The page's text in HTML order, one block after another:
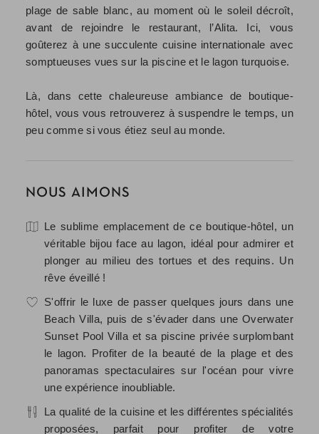
plage de sable blanc, au moment où le soleil décroît,
avant de rejoindre le restaurant, l’Alita. Ici, vous
goûterez à une succulente cuisine internationale avec
somptueuses vues sur la piscine et le lagon turquoise.
Là, dans cette chaleureuse ambiance de boutique-
hôtel, vous vous retrouverez à suspendre le temps, un
peu comme si vous étiez seul au monde.
NOUS AIMONS
Le sublime emplacement de ce boutique-hôtel, un
véritable bijou face au lagon, idéal pour admirer et
plonger au milieu des tortues et des requins. Un
rêve éveillé !
S'offrir le luxe de passer quelques jours dans une
Beach Villa, puis de s'évader dans une Overwater
Sunset Pool Villa et sa piscine privée surplombant
le lagon. Profiter de la beauté de la plage et des
panoramas spectaculaires sur l'océan pour vivre
une expérience inoubliable.
La qualité de la cuisine et les différentes spécialités
proposées, parfait pour profiter de votre